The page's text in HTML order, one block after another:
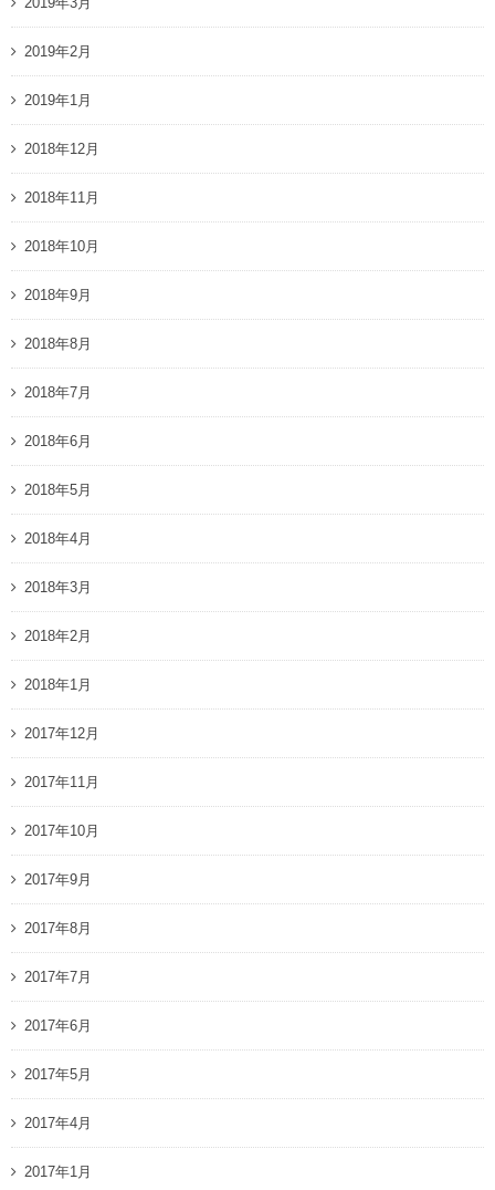
2019年2月
2019年1月
2018年12月
2018年11月
2018年10月
2018年9月
2018年8月
2018年7月
2018年6月
2018年5月
2018年4月
2018年3月
2018年2月
2018年1月
2017年12月
2017年11月
2017年10月
2017年9月
2017年8月
2017年7月
2017年6月
2017年5月
2017年4月
2017年1月